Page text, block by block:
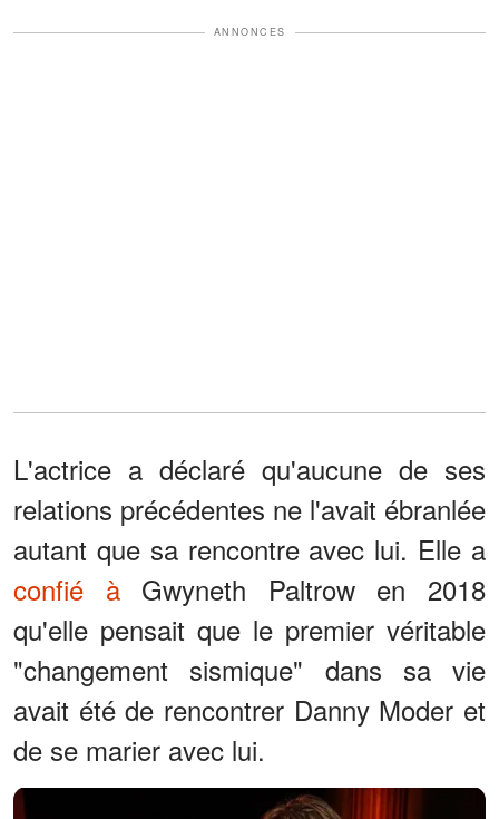
ANNONCES
L'actrice a déclaré qu'aucune de ses
relations précédentes ne l'avait ébranlée
autant que sa rencontre avec lui. Elle a
confié àGwyneth Paltrow en 2018
qu'elle pensait que le premier véritable
"changement sismique" dans sa vie
avait été de rencontrer Danny Moder et
de se marier avec lui.